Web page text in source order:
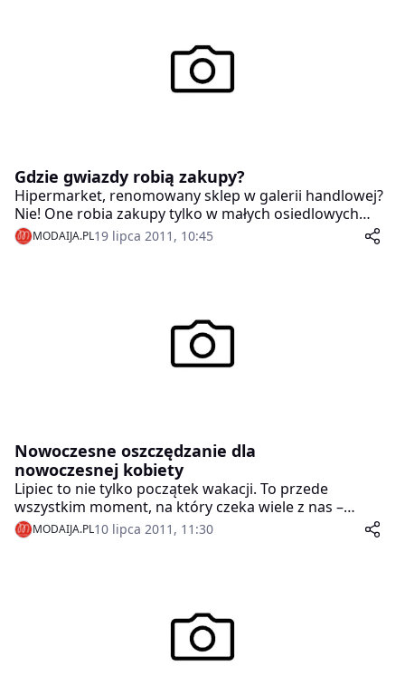
Gdzie gwiazdy robią zakupy?
Hipermarket, renomowany sklep w galerii handlowej?
Nie! One robia zakupy tylko w małych osiedlowych
sklepikach! Dlaczego?
MODAIJA.PL19 lipca 2011, 10:45
Nowoczesne oszczędzanie dla
nowoczesnej kobiety
Lipiec to nie tylko początek wakacji. To przede
wszystkim moment, na który czeka wiele z nas –
chwila, kiedy zaczynają się wyprzedaże. Co zatem
zrobić, by upolować fajne rzeczy za rozsądną cenę,
MODAIJA.PL10 lipca 2011, 11:30